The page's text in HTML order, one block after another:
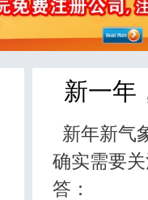
新一年
新年新气
确实需要
答：